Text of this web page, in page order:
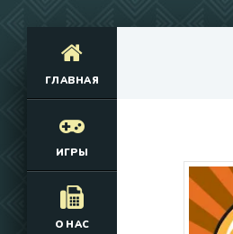
ГЛАВНАЯ
ИГРЫ
О НАС